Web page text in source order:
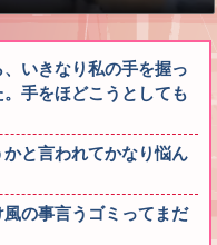
いきなり私の手を握っ
手をほどこうとしても
と言われてかなり悩ん
の事言うゴミってまだ